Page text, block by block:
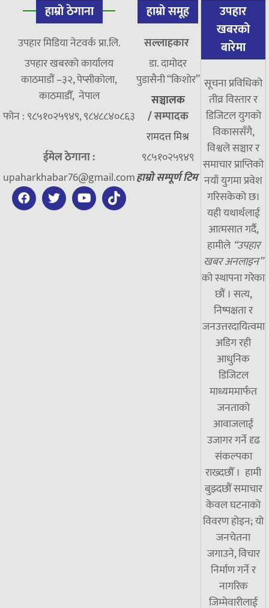
हाम्रो ठेगाना
उपहार मिडिया नेटवर्क प्रा.लि.
उपहार खबरको कार्यालय
काठमाडौं –३२, पेप्सीकोला,
काठमाडौँ, नेपाल
फोन : ९८५१०२५९४९, ९८४८८४०८६३
ईमेल ठेगाना :
upaharkhabar76@gmail.com
हाम्रो समूह
सल्लाहकार
डा. दामाेदर
पुडासैनी “किशाेर”
सञ्चालक
/सम्पादक
रामदत्त मिश्र
९८५१०२५९४९
हाम्रो सम्पूर्ण टिम
उपहार
खबरको
बारेमा
सूचना प्रविधिको
तीव्र विस्तार र
डिजिटल युगको
विकाससँगै,
विश्वले सञ्चार र
समाचार प्राप्तिको
नयाँ युगमा प्रवेश
गरिसकेको छ।
यही यथार्थलाई
आत्मसात गर्दै,
हामीले “उपहार
खबर अनलाइन”
को स्थापना गरेका
छौं । सत्य,
निष्पक्षता र
जनउत्तरदायित्वमा
अडिग रही
आधुनिक
डिजिटल
माध्यममार्फत
जनताको
आवाजलाई
उजागर गर्ने दृढ
संकल्पका
राख्दछौँ । हामी
बुझ्दछौं समाचार
केवल घटनाको
विवरण होइन; यो
जनचेतना
जगाउने, विचार
निर्माण गर्ने र
नागरिक
जिम्मेवारीलाई